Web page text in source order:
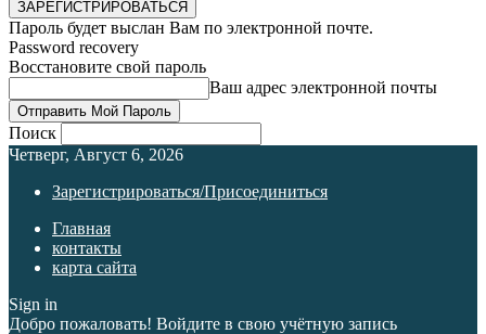
Пароль будет выслан Вам по электронной почте.
Password recovery
Восстановите свой пароль
Ваш адрес электронной почты
Поиск
Четверг, Август 6, 2026
Зарегистрироваться/Присоединиться
Главная
контакты
карта сайта
Sign in
Добро пожаловать! Войдите в свою учётную запись